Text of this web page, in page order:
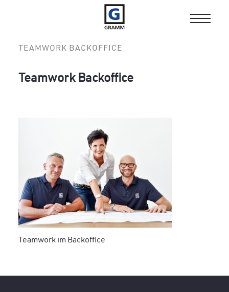
Toggle
TEAMWORK BACKOFFICE
Teamwork Backoffice
Teamwork im Backoffice